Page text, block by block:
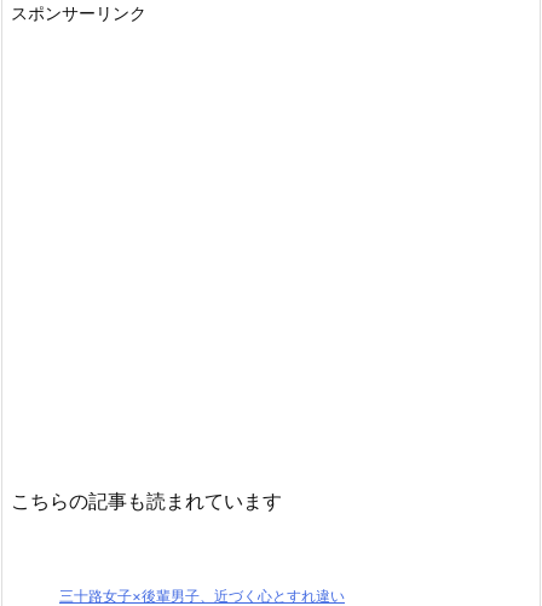
スポンサーリンク
こちらの記事も読まれています
三十路女子×後輩男子、近づく心とすれ違い